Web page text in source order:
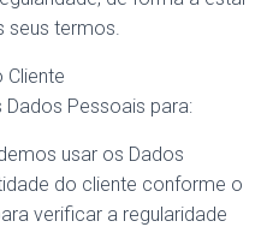
seus termos.
Pessoais para:
usar os Dados
do cliente conforme o
verificar a regularidade